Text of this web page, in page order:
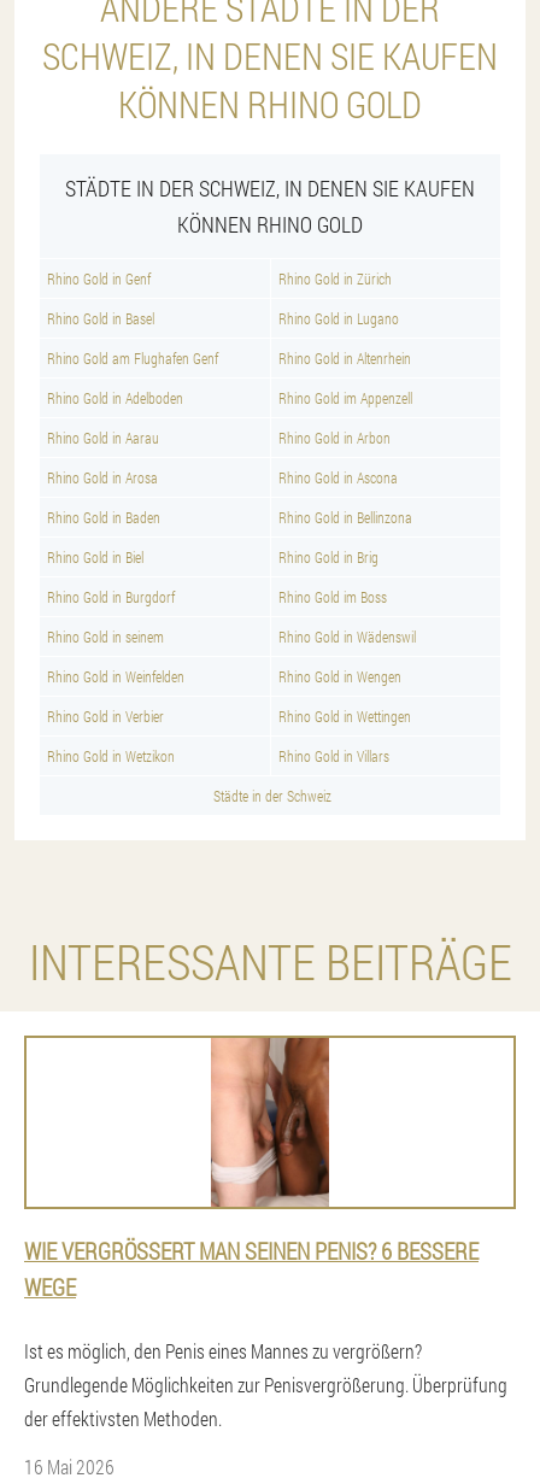
SCHWEIZ, IN DENEN SIE KAUFEN
KÖNNEN RHINO GOLD
STÄDTE IN DER SCHWEIZ, IN DENEN SIE KAUFEN
KÖNNEN RHINO GOLD
Rhino Gold in Genf Rhino Gold in Zürich
Rhino Gold in Basel Rhino Gold in Lugano
Rhino Gold am Flughafen Genf Rhino Gold in Altenrhein
Rhino Gold in Adelboden Rhino Gold im Appenzell
Rhino Gold in Aarau Rhino Gold in Arbon
Rhino Gold in Arosa Rhino Gold in Ascona
Rhino Gold in Baden Rhino Gold in Bellinzona
Rhino Gold in Biel Rhino Gold in Brig
Rhino Gold in Burgdorf Rhino Gold im Boss
Rhino Gold in seinem Rhino Gold in Wädenswil
Rhino Gold in Weinfelden Rhino Gold in Wengen
Rhino Gold in Verbier Rhino Gold in Wettingen
Rhino Gold in Wetzikon Rhino Gold in Villars
Städte in der Schweiz
INTERESSANTE BEITRÄGE
WIE VERGRÖSSERT MAN SEINEN PENIS? 6 BESSERE W
EGE
Ist es möglich, den Penis eines Mannes zu vergrößern?
Grundlegende Möglichkeiten zur Penisvergrößerung. Überprüfung
der effektivsten Methoden.
16 Mai 2026